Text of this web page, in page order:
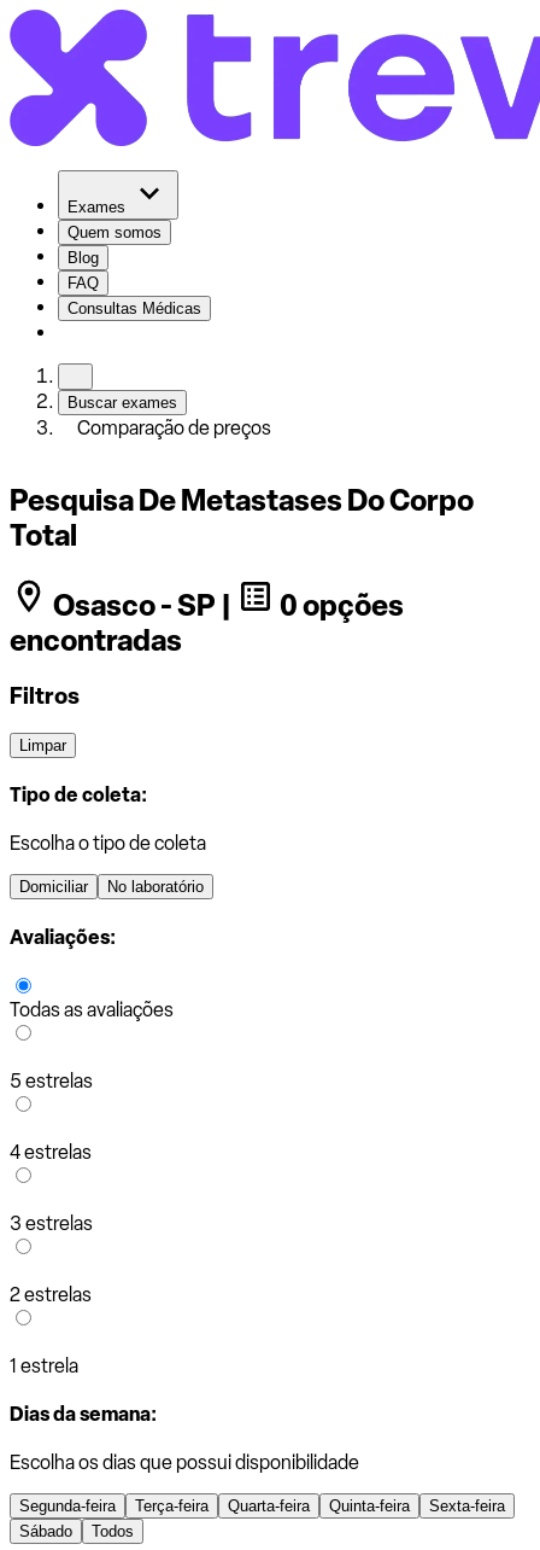
Exames
Quem somos
Blog
FAQ
Consultas Médicas
Buscar exames
Comparação de preços
Pesquisa De Metastases Do Corpo
Total
Osasco - SP |
0 opções
encontradas
Filtros
Limpar
Tipo de coleta:
Escolha o tipo de coleta
Domiciliar No laboratório
Avaliações:
Todas as avaliações
5 estrelas
4 estrelas
3 estrelas
2 estrelas
1 estrela
Dias da semana:
Escolha os dias que possui disponibilidade
Segunda-feira Terça-feira Quarta-feira Quinta-feira
Sexta-feira
Sábado
Todos